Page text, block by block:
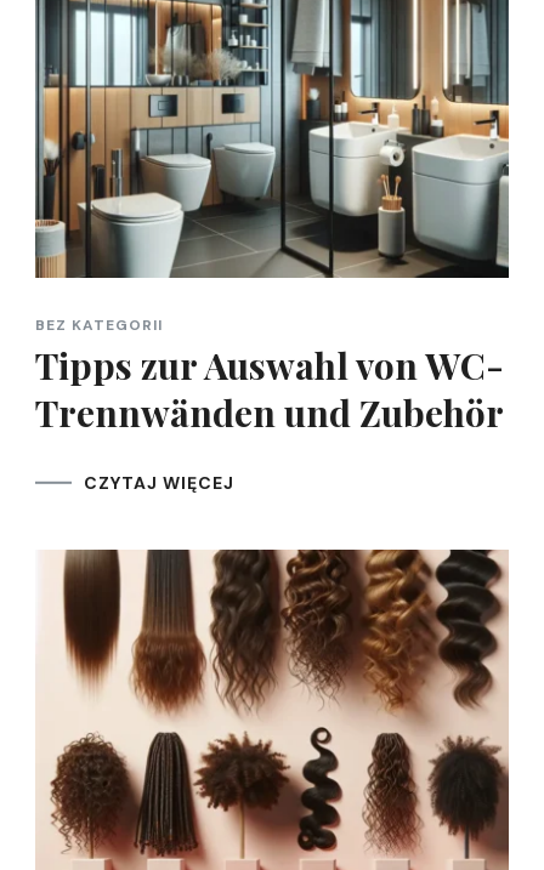
BEZ KATEGORII
Tipps zur Auswahl von WC-
Trennwänden und Zubehör
CZYTAJ WIĘCEJ